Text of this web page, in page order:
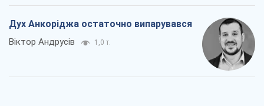
Дух Анкоріджа остаточно випарувався
Віктор Андрусів 1,0 т.